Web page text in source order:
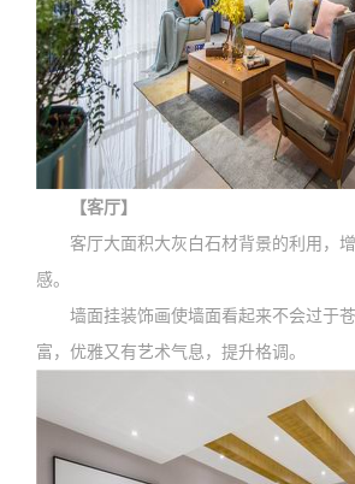
【客厅】
客厅大面积大灰白石材背景的利用，增
感。
墙面挂装饰画使墙面看起来不会过于
富，优雅又有艺术气息，提升格调。